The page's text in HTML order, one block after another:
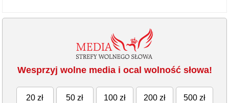
Wesprzyj wolne media i ocal wolność słowa!
20 zł 50 zł 100 zł 200 zł 500 zł